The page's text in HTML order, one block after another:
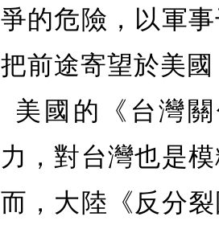
爭的危險，以軍
把前途寄望於美
美國的《台灣
力，對台灣也是
而，大陸《反分